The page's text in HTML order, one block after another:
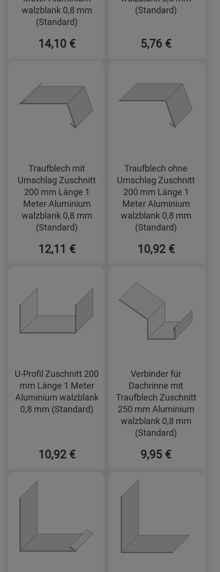
walzblank 0,8 mm
(Standard)
14,10 €
(Standard)
5,76 €
Traufblech mit
Umschlag Zuschnitt
200 mm Länge 1
Meter Aluminium
walzblank 0,8 mm
(Standard)
12,11 €
Traufblech ohne
Umschlag Zuschnitt
200 mm Länge 1
Meter Aluminium
walzblank 0,8 mm
(Standard)
10,92 €
U-Profil Zuschnitt 200
mm Länge 1 Meter
Aluminium walzblank
0,8 mm (Standard)
10,92 €
Verbinder für
Dachrinne mit
Traufblech Zuschnitt
250 mm Aluminium
walzblank 0,8 mm
(Standard)
9,95 €